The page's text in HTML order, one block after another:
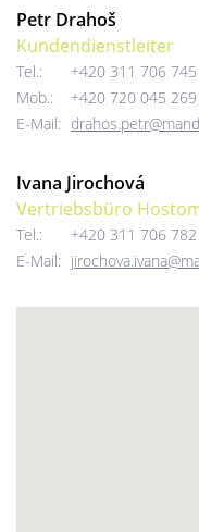
Petr Drahoš
Kundendienstleiter
Tel.:
+420 311 706 745
Mob.:
+420 720 045 269
E-Mail:
Ivana Jirochová
Vertriebsbüro
Tel.:
+420 311 706 782
E-Mail: